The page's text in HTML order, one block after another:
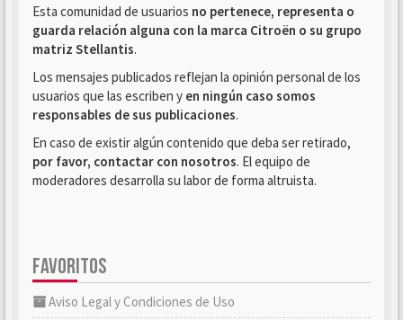
Esta comunidad de usuarios no pertenece, representa o
guarda relación alguna con la marca Citroën o su grupo
matriz Stellantis.
Los mensajes publicados reflejan la opinión personal de los
usuarios que las escriben y en ningún caso somos
responsables de sus publicaciones.
En caso de existir algún contenido que deba ser retirado,
por favor, contactar con nosotros. El equipo de
moderadores desarrolla su labor de forma altruista.
FAVORITOS
Aviso Legal y Condiciones de Uso